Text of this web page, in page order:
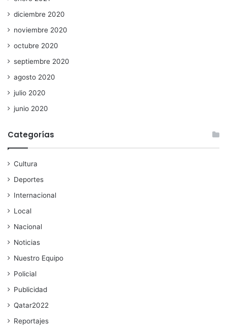
diciembre 2020
noviembre 2020
octubre 2020
septiembre 2020
agosto 2020
julio 2020
junio 2020
Categorías
Cultura
Deportes
Internacional
Local
Nacional
Noticias
Nuestro Equipo
Policial
Publicidad
Qatar2022
Reportajes